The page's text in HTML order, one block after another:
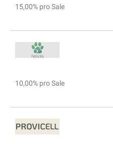
15,00% pro Sale
10,00% pro Sale